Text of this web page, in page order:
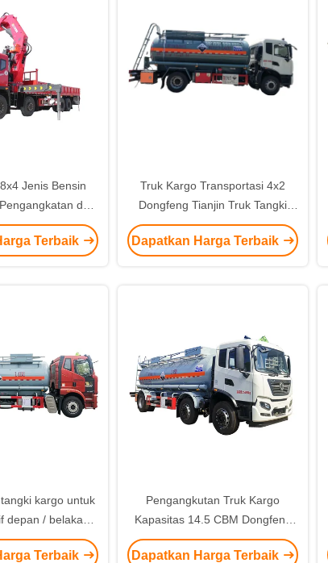
Jenis Bensin
dan
Tugas Berat
Terbaik
Truk Kargo Transportasi 4x2
Dongfeng Tianjin Truk Tangki
Korosif Transmisi Manual
Dapatkan Harga Terbaik
kargo untuk
depan / belakang
/ 2340mm
Terbaik
Pengangkutan Truk Kargo
Kapasitas 14.5 CBM Dongfeng
Tianjin 6x2 Truk Tangki Korosif
Dapatkan Harga Terbaik